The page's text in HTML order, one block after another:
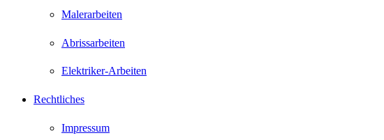
Malerarbeiten
Abrissarbeiten
Elektriker-Arbeiten
Rechtliches
Impressum